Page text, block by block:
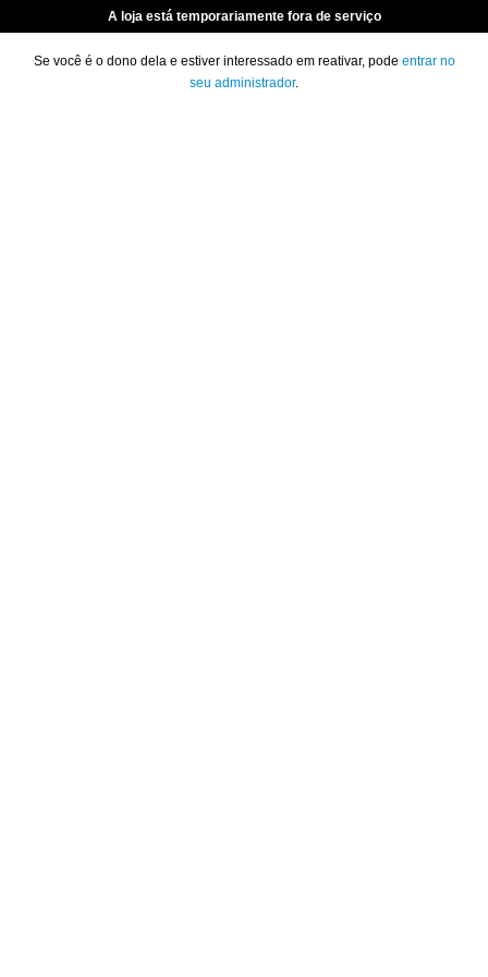
A loja está temporariamente fora de serviço
Se você é o dono dela e estiver interessado em reativar, pode entrar no
seu administrador.